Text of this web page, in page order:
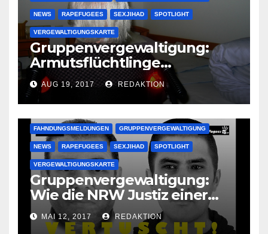
NEWS RAPEFUGEES SEXJIHAD SPOTLIGHT
VERGEWALTIGUNGSKARTE
Gruppenvergewaltigung:
Armutsflüchtlinge
vergewaltigen bettlägerige
Oma im Schlaf
krankenhausreif
AUG 19, 2017 REDAKTION
FAHNDUNGSMELDUNGEN GRUPPENVERGEWALTIGUNG
NEWS RAPEFUGEES SEXJIHAD SPOTLIGHT
VERGEWALTIGUNGSKARTE
Gruppenvergewaltigung:
Wie die NRW Justiz einer
Lokalzeitung verbietet diese
Bilder zu veröffentlichen
MAI 12, 2017 REDAKTION